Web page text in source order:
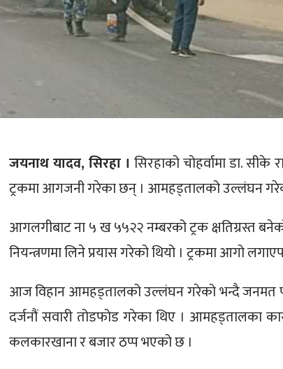
जयनाथ यादव, सिरहा । सिरहाको चोहर्वामा डा.
ट्रकमा आगजनी गरेका छन् । आमहड्तालको उल्लंघन
आगलगीबाट ना ५ ख ५५२२ नम्बरको ट्रक क्षतिग्रस्त
नियन्त्रणमा लिने प्रयास गरेको थियो । ट्रकमा आगो
आज विहान आमहड्तालको उल्लंघन गरेको भन्दै जनमत
दर्जनौं सवारी तोडफोड गरेका थिए । आमहड्तालका
कलकारखाना र बजार ठप्प भएको छ ।